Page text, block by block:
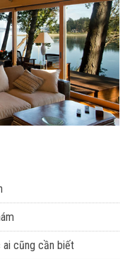
cũng cần biết